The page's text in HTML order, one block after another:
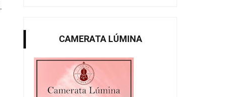
.
CAMERATA LÚMINA